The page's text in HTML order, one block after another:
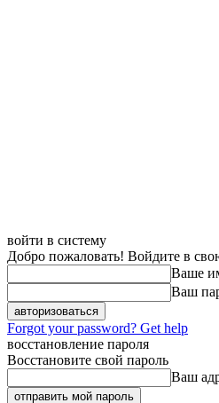
войти в систему
Добро пожаловать! Войдите в
Ваше
Ваш
Forgot your password? Get help
восстановление пароля
Восстановите свой пароль
Ваш